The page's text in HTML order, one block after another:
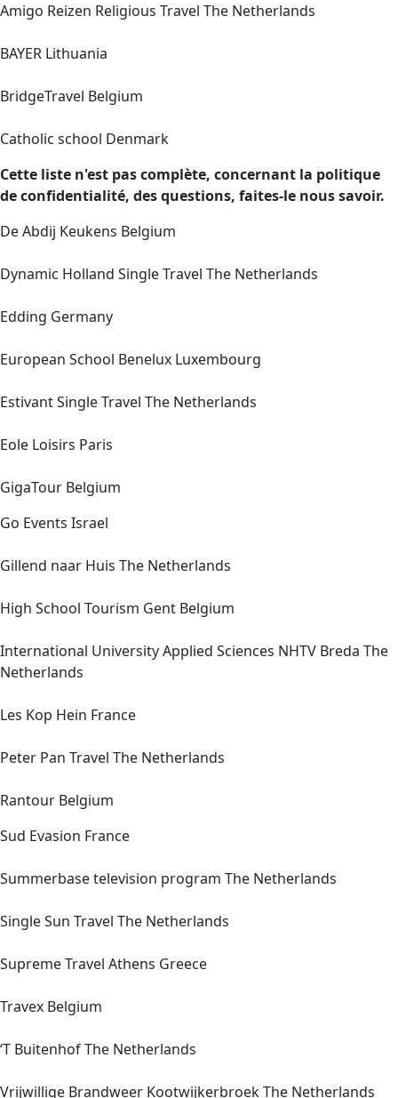
Amigo Reizen Religious Travel The Netherlands
BAYER Lithuania
BridgeTravel Belgium
Catholic school Denmark
Cette liste n'est pas complète, concernant la politique
de confidentialité, des questions, faites-le nous savoir.
De Abdij Keukens Belgium
Dynamic Holland Single Travel The Netherlands
Edding Germany
European School Benelux Luxembourg
Estivant Single Travel The Netherlands
Eole Loisirs Paris
GigaTour Belgium
Go Events Israel
Gillend naar Huis The Netherlands
High School Tourism Gent Belgium
International University Applied Sciences NHTV Breda The
Netherlands
Les Kop Hein France
Peter Pan Travel The Netherlands
Rantour Belgium
Sud Evasion France
Summerbase television program The Netherlands
Single Sun Travel The Netherlands
Supreme Travel Athens Greece
Travex Belgium
‘T Buitenhof The Netherlands
Vrijwillige Brandweer Kootwijkerbroek The Netherlands